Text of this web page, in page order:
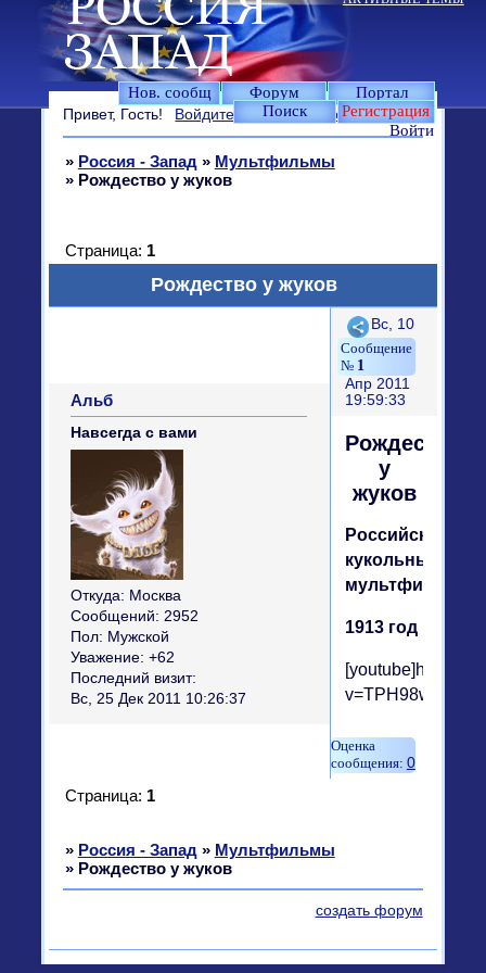
Нов. сообщ Форум
Портал
Поиск
Регистрация
Войти
Привет, Гость! Войдите илизарегистрируйтесь.
» Россия - Запад » Мультфильмы
» Рождество у жуков
Рождество у жуков
Страница: 1
Поделиться
1
Вс, 10
Апр 2011
19:59:33
Альб
Навсегда с вами
Откуда: Москва
Сообщений: 2952
Пол: Мужской
Уважение: +62
Последний визит:
Вс, 25 Дек 2011 10:26:37
Рождество
у
жуков
Российский
кукольный
мультфильм
1913 год
[youtube]http://
0
Страница: 1
» Россия - Запад » Мультфильмы
» Рождество у жуков
создать форум